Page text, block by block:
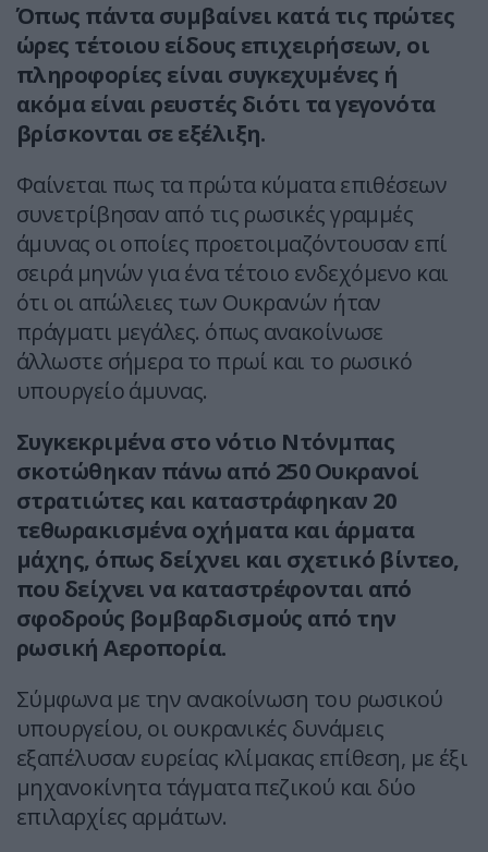
Όπως πάντα συμβαίνει κατά τις πρώτες
ώρες τέτοιου είδους επιχειρήσεων, οι
πληροφορίες είναι συγκεχυμένες ή
ακόμα είναι ρευστές διότι τα γεγονότα
βρίσκονται σε εξέλιξη.
Φαίνεται πως τα πρώτα κύματα επιθέσεων
συνετρίβησαν από τις ρωσικές γραμμές
άμυνας οι οποίες προετοιμαζόντουσαν επί
σειρά μηνών για ένα τέτοιο ενδεχόμενο και
ότι οι απώλειες των Ουκρανών ήταν
πράγματι μεγάλες. όπως ανακοίνωσε
άλλωστε σήμερα το πρωί και το ρωσικό
υπουργείο άμυνας.
Συγκεκριμένα στο νότιο Ντόνμπας
σκοτώθηκαν πάνω από 250 Ουκρανοί
στρατιώτες και καταστράφηκαν 20
τεθωρακισμένα οχήματα και άρματα
μάχης, όπως δείχνει και σχετικό βίντεο,
που δείχνει να καταστρέφονται από
σφοδρούς βομβαρδισμούς από την
ρωσική Αεροπορία.
Σύμφωνα με την ανακοίνωση του ρωσικού
υπουργείου, οι ουκρανικές δυνάμεις
εξαπέλυσαν ευρείας κλίμακας επίθεση, με έξι
μηχανοκίνητα τάγματα πεζικού και δύο
επιλαρχίες αρμάτων.